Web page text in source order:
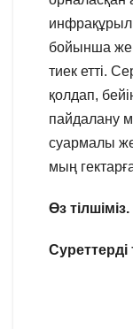
бойынша
тиек етті.
қолдап,
пайдалану
суармалы
мың
Өз тілшіміз.